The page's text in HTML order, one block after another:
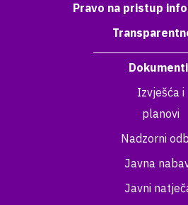
Pravo na pristup
Dokumenti
Izvješća i
planovi
Nadzorni
Javna
Javni